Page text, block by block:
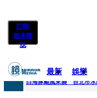
訂閱
紙本雜
誌
最新 娛樂
快訊
白海豚颱風來襲 台北市水